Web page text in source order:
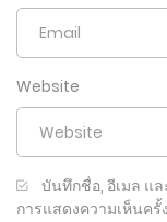
Website
บันทึกชื่อ, อีเมล แ
การแสดงความเห็นครั้